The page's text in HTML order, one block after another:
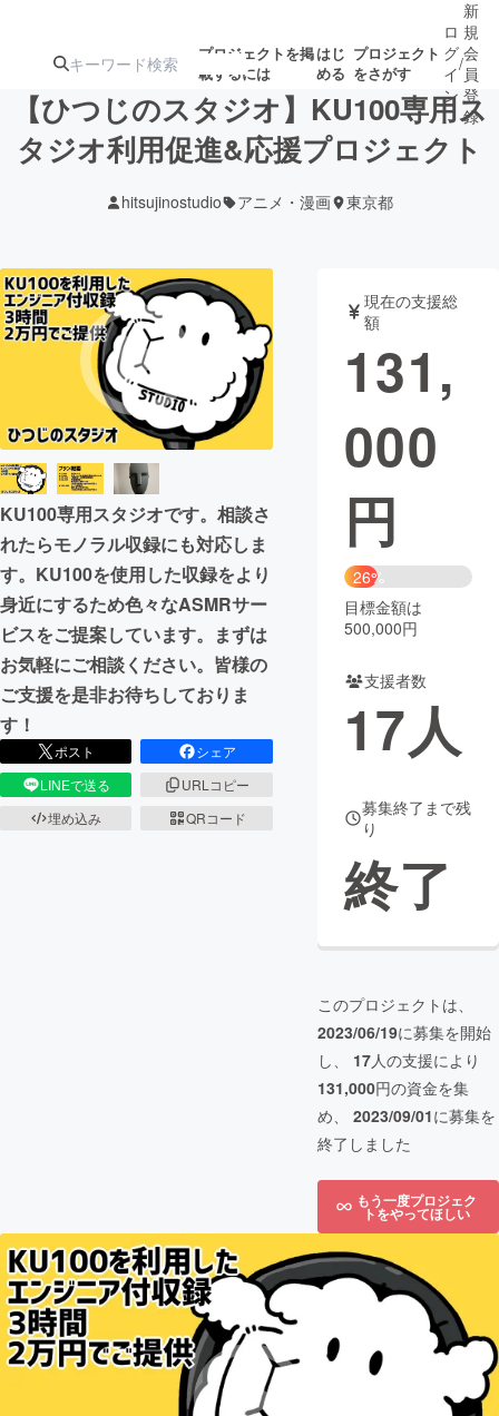
プロジェクトを掲
載するには
はじ
める
プロジェクト
をさがす
ターン
ジェクト
募集終了が近いプ
ロジェクト
アート・写真 音楽
テクノロジー・ガジェット ゲーム・サ
映像・映画
ビジネス・起業
まちづくり・地域活性化
CAMPFIRE for Social Good
CAMPFIRE Creation
CAMPFIREふるさと納税machi-ya コミュニティ
ロ
グ
イ
ン
/
新
規
会
員
登
録
【ひつじのスタジオ】KU100専用ス
タジオ利用促進&応援プロジェクト
hitsujinostudio アニメ・漫画 東京都
KU100専用スタジオです。相談さ
れたらモノラル収録にも対応しま
す。KU100を使用した収録をより
身近にするため色々なASMRサー
ビスをご提案しています。まずは
お気軽にご相談ください。皆様の
ご支援を是非お待ちしておりま
す！
ポスト
シェア
LINEで送る
URLコピー
埋め込み
QRコード
現在の支援総
額
131,
000
円
26%
目標金額は
500,000円
支援者数
17人
募集終了まで残
り
終了
このプロジェクトは、
2023/06/19に募集を開始
し、 17人の支援により
131,000円の資金を集
め、 2023/09/01に募集を
終了しました
もう一度プロジェク
トをやってほしい